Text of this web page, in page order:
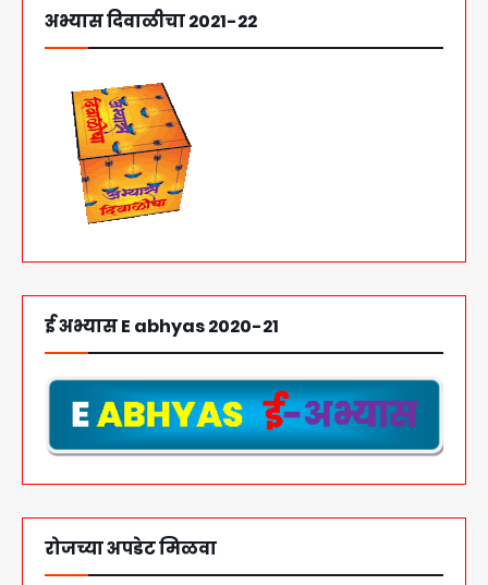
अभ्यास दिवाळीचा 2021-22
ई अभ्यास E abhyas 2020-21
रोजच्या अपडेट मिळवा